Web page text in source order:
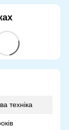
техніка